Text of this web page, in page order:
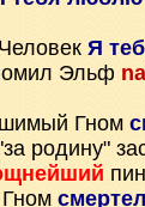
Я
Эльф
Гном
родину"